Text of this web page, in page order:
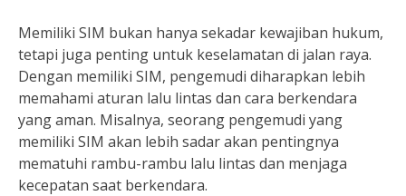
Memiliki SIM bukan hanya sekadar kewajiban hukum,
tetapi juga penting untuk keselamatan di jalan raya.
Dengan memiliki SIM, pengemudi diharapkan lebih
memahami aturan lalu lintas dan cara berkendara
yang aman. Misalnya, seorang pengemudi yang
memiliki SIM akan lebih sadar akan pentingnya
mematuhi rambu-rambu lalu lintas dan menjaga
kecepatan saat berkendara.